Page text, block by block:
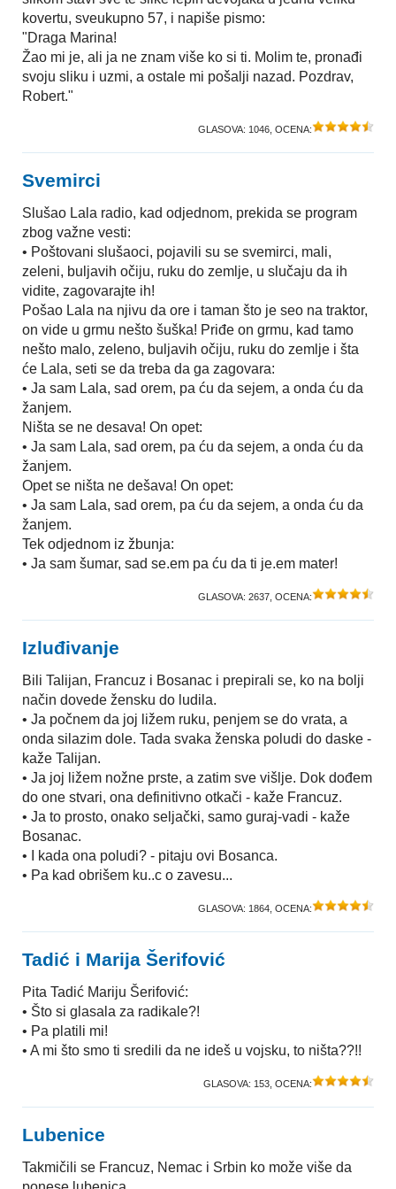
kovertu, sveukupno 57, i napiše pismo:
"Draga Marina!
Žao mi je, ali ja ne znam više ko si ti. Molim te, pronađi
svoju sliku i uzmi, a ostale mi pošalji nazad. Pozdrav,
Robert."
GLASOVA: 1046 , OCENA:
Svemirci
Slušao Lala radio, kad odjednom, prekida se program
zbog važne vesti:
• Poštovani slušaoci, pojavili su se svemirci, mali,
zeleni, buljavih očiju, ruku do zemlje, u slučaju da ih
vidite, zagovarajte ih!
Pošao Lala na njivu da ore i taman što je seo na traktor,
on vide u grmu nešto šuška! Priđe on grmu, kad tamo
nešto malo, zeleno, buljavih očiju, ruku do zemlje i šta
će Lala, seti se da treba da ga zagovara:
• Ja sam Lala, sad orem, pa ću da sejem, a onda ću da
žanjem.
Ništa se ne desava! On opet:
• Ja sam Lala, sad orem, pa ću da sejem, a onda ću da
žanjem.
Opet se ništa ne dešava! On opet:
• Ja sam Lala, sad orem, pa ću da sejem, a onda ću da
žanjem.
Tek odjednom iz žbunja:
• Ja sam šumar, sad se.em pa ću da ti je.em mater!
GLASOVA: 2637 , OCENA:
Izluđivanje
Bili Talijan, Francuz i Bosanac i prepirali se, ko na bolji
način dovede žensku do ludila.
• Ja počnem da joj ližem ruku, penjem se do vrata, a
onda silazim dole. Tada svaka ženska poludi do daske -
kaže Talijan.
• Ja joj ližem nožne prste, a zatim sve višlje. Dok dođem
do one stvari, ona definitivno otkači - kaže Francuz.
• Ja to prosto, onako seljački, samo guraj-vadi - kaže
Bosanac.
• I kada ona poludi? - pitaju ovi Bosanca.
• Pa kad obrišem ku..c o zavesu...
GLASOVA: 1864 , OCENA:
Tadić i Marija Šerifović
Pita Tadić Mariju Šerifović:
• Što si glasala za radikale?!
• Pa platili mi!
• A mi što smo ti sredili da ne ideš u vojsku, to ništa??!!
GLASOVA: 153 , OCENA:
Lubenice
Takmičili se Francuz, Nemac i Srbin ko može više da